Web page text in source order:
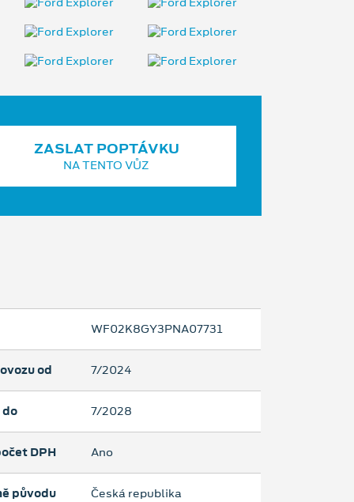
ZASLAT POPTÁVKU
NA TENTO VŮZ
WF02K8GY3PNA07731
od 7/2024
do 7/2028
DPH Ano
původu Česká republika